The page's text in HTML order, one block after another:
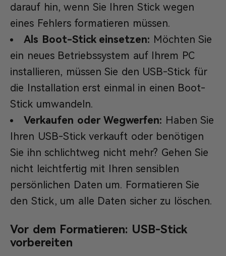
darauf hin, wenn Sie Ihren Stick wegen
eines Fehlers formatieren müssen.
Als Boot-Stick einsetzen: Möchten Sie
ein neues Betriebssystem auf Ihrem PC
installieren, müssen Sie den USB-Stick für
die Installation erst einmal in einen Boot-
Stick umwandeln.
Verkaufen oder Wegwerfen: Haben Sie
Ihren USB-Stick verkauft oder benötigen
Sie ihn schlichtweg nicht mehr? Gehen Sie
nicht leichtfertig mit Ihren sensiblen
persönlichen Daten um. Formatieren Sie
den Stick, um alle Daten sicher zu löschen.
Vor dem Formatieren: USB-Stick
vorbereiten